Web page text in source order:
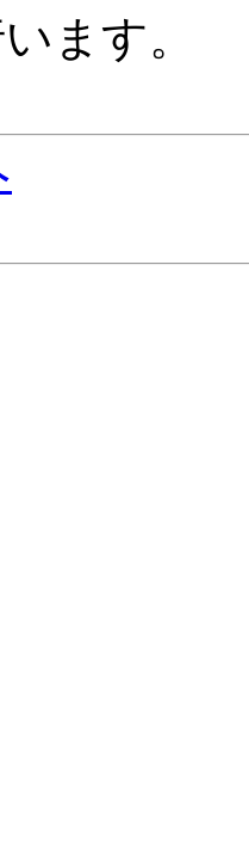
ます。